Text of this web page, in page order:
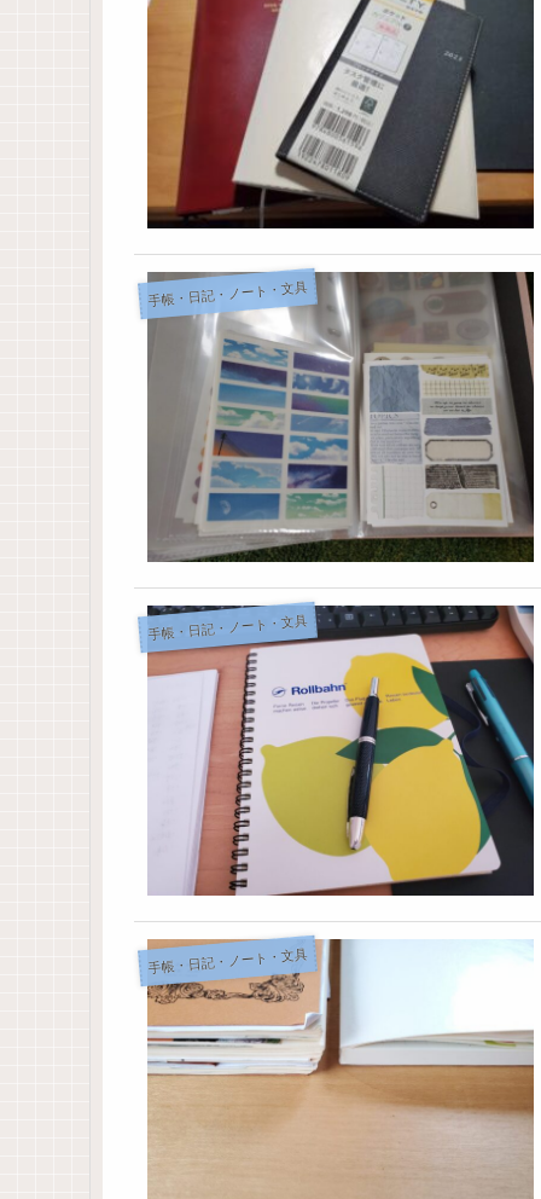
手帳・日記・ノート・文具
手帳・日記・ノート・文具
手帳・日記・ノート・文具